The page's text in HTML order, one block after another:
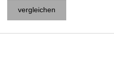
vergleichen